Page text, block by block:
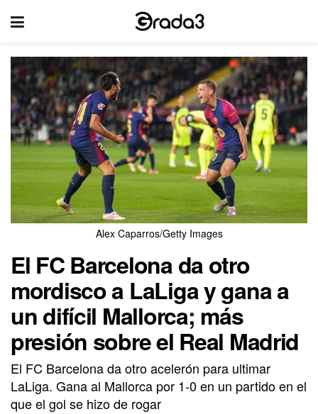
Alex Caparros/Getty Images
El FC Barcelona da otro
mordisco a LaLiga y gana a
un difícil Mallorca; más
presión sobre el Real Madrid
El FC Barcelona da otro acelerón para ultimar
LaLiga. Gana al Mallorca por 1-0 en un partido en el
que el gol se hizo de rogar